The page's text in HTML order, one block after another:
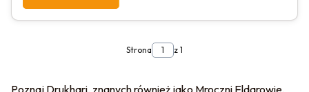
Strona z 1